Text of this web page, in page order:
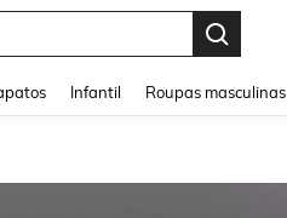
Infantil Roupas masculinas